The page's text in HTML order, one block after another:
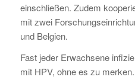
einschließen. Zudem
mit zwei
und Belgien.
Fast jeder Erwachsene
mit HPV, ohne es zu